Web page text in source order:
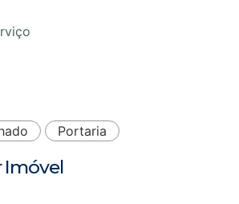
Portaria
Imóvel